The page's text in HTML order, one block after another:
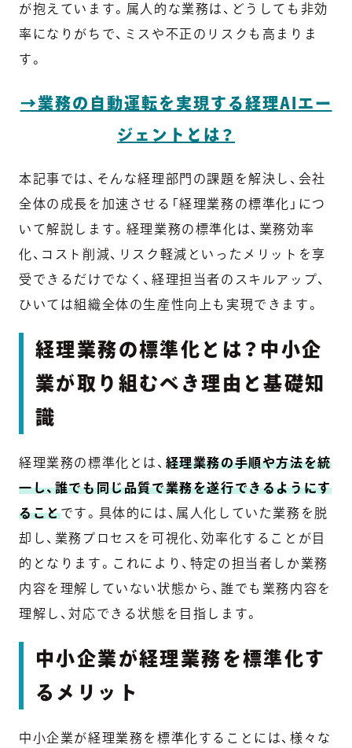
が抱えています。属人的な業務は、どうしても非効
率になりがちで、ミスや不正のリスクも高まりま
す。
→業務の自動運転を実現する経理AIエー
ジェントとは？
本記事では、そんな経理部門の課題を解決し、会社
全体の成長を加速させる「経理業務の標準化」につ
いて解説します。経理業務の標準化は、業務効率
化、コスト削減、リスク軽減といったメリットを享
受できるだけでなく、経理担当者のスキルアップ、
ひいては組織全体の生産性向上も実現できます。
経理業務の標準化とは？中小企
業が取り組むべき理由と基礎知
識
経理業務の標準化とは、 経理業務の手順や方法を統
一し、誰でも同じ品質で業務を遂行できるようにす
ることです。具体的には、属人化していた業務を脱
却し、業務プロセスを可視化、効率化することが目
的となります。これにより、特定の担当者しか業務
内容を理解していない状態から、誰でも業務内容を
理解し、対応できる状態を目指します。
中小企業が経理業務を標準化す
るメリット
中小企業が経理業務を標準化することには、様々な